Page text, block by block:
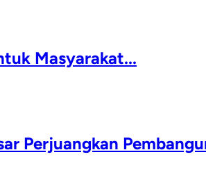
Masyarakat...
Perjuangkan